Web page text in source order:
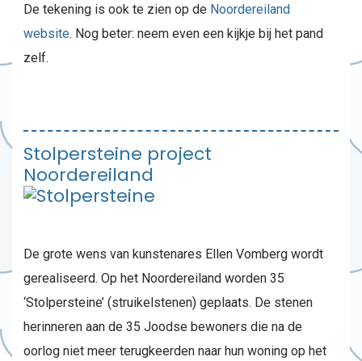
De tekening is ook te zien op de Noordereiland
website. Nog beter: neem even een kijkje bij het pand
zelf.
Stolpersteine project
Noordereiland
De grote wens van kunstenares Ellen Vomberg wordt
gerealiseerd. Op het Noordereiland worden 35
‘Stolpersteine’ (struikelstenen) geplaats. De stenen
herinneren aan de 35 Joodse bewoners die na de
oorlog niet meer terugkeerden naar hun woning op het